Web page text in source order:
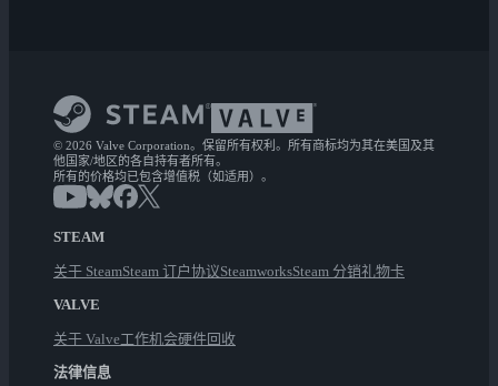
© 2026 Valve Corporation。保留所有权利。所有商标均为其在美国及其
他国家/地区的各自持有者所有。
所有的价格均已包含增值税（如适用）。
STEAM
关于 SteamSteam 订户协议SteamworksSteam 分销礼物卡
VALVE
关于 Valve工作机会硬件回收
法律信息